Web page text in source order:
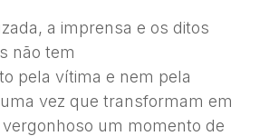
a imprensa e os ditos
não tem
pela vítima e nem pela
vez que transformam em
um momento de